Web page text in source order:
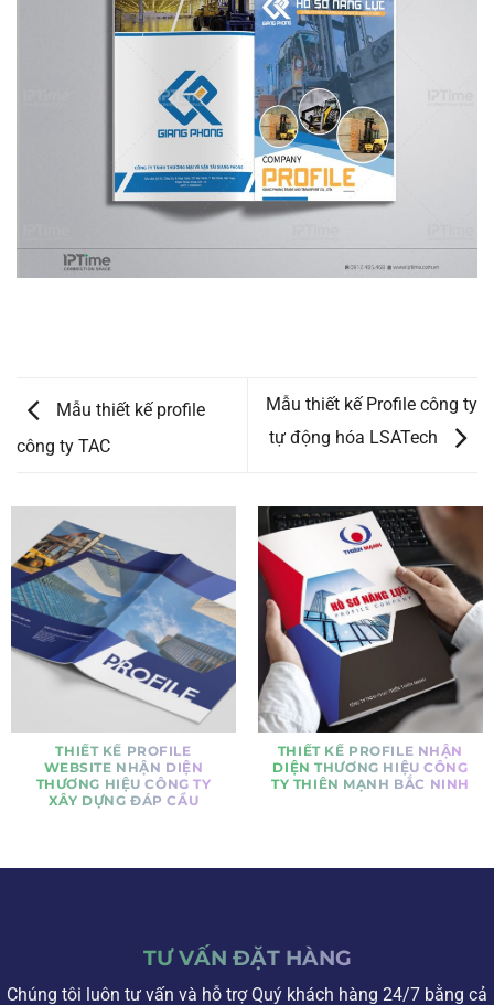
Mẫu thiết kế profile
công ty TAC
Mẫu thiết kế Profile công ty
tự động hóa LSATech
THIẾT KẾ PROFILE
WEBSITE NHẬN DIỆN
THƯƠNG HIỆU CÔNG TY
XÂY DỰNG ĐÁP CẦU
THIẾT KẾ PROFILE NHẬN
DIỆN THƯƠNG HIỆU CÔNG
TY THIÊN MẠNH BẮC NINH
TƯ VẤN ĐẶT HÀNG
Chúng tôi luôn tư vấn và hỗ trợ Quý khách hàng 24/7 bằng cả